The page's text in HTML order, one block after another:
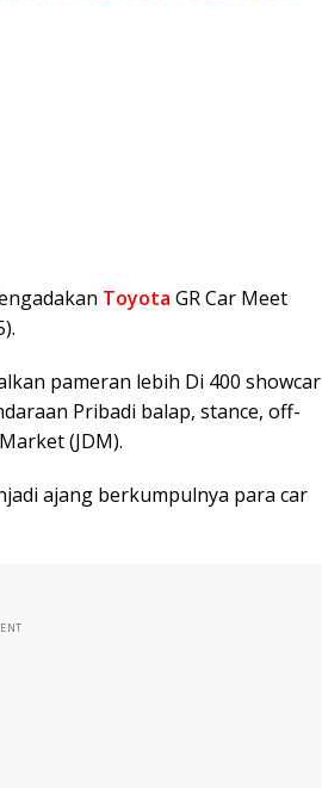
Toyota GR Car Meet
pameran lebih Di 400 showcar
Pribadi balap, stance, off-
(JDM).
ajang berkumpulnya para car